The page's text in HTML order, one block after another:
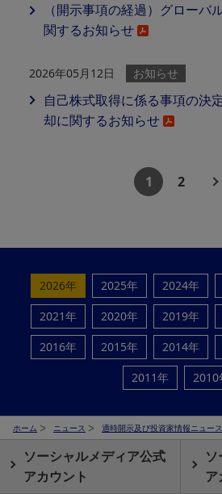
（開示事項の経過）グローバ
関するお知らせ
2026年05月12日 お知らせ
自己株式取得に係る事項の決
却に関するお知らせ
1 2
2026年 2025年 2024年
2021年
2020年 2019年
2016年
2015年 2014年
2011年
2010
ホーム ニュース 適時開示及び投資家情報ニュー
ソーシャルメディア公式
アカウント
ア